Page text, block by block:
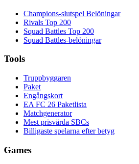
Champions-slutspel Belöningar
Rivals Top 200
Squad Battles Top 200
Squad Battles-belöningar
Tools
Truppbyggaren
Paket
Engångskort
EA FC 26 Paketlista
Matchgenerator
Mest prisvärda SBCs
Billigaste spelarna efter betyg
Games